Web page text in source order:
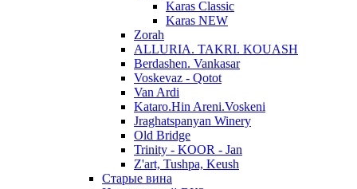
Karas Classic
Karas NEW
Zorah
ALLURIA. TAKRI. KOUASH
Berdashen. Vankasar
Voskevaz - Qotot
Van Ardi
Kataro.Hin Areni.Voskeni
Jraghatspanyan Winery
Old Bridge
Trinity - KOOR - Jan
Z'art, Tushpa, Keush
Старые вина